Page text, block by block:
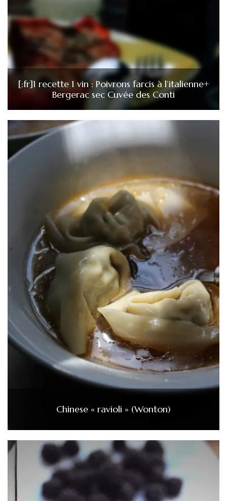
[:fr]1 recette 1 vin : Poivrons farcis à l’italienne+
Bergerac sec Cuvée des Conti
Chinese « ravioli » (Wonton)